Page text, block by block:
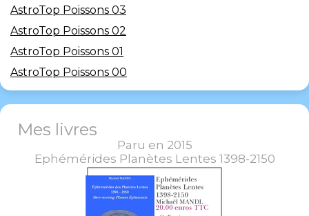
AstroTop Poissons 03
AstroTop Poissons 02
AstroTop Poissons 01
AstroTop Poissons 00
Mes livres
Paru en 2015
Ephémérides Planètes Lentes 1398-2150